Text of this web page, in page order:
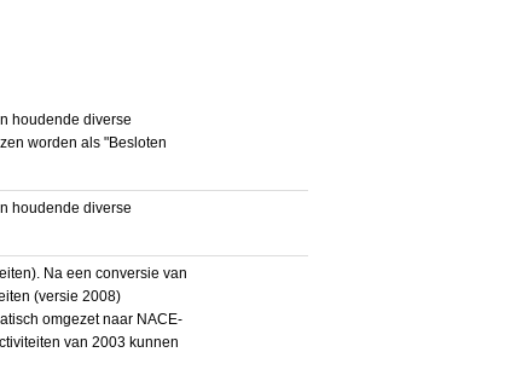
houdende diverse
worden als "Besloten
houdende diverse
Na een conversie van
(versie 2008)
omgezet naar NACE-
van 2003 kunnen